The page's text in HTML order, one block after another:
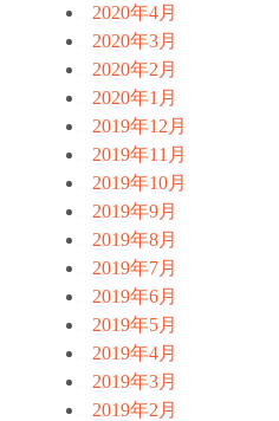
2020年4月
2020年3月
2020年2月
2020年1月
2019年12月
2019年11月
2019年10月
2019年9月
2019年8月
2019年7月
2019年6月
2019年5月
2019年4月
2019年3月
2019年2月